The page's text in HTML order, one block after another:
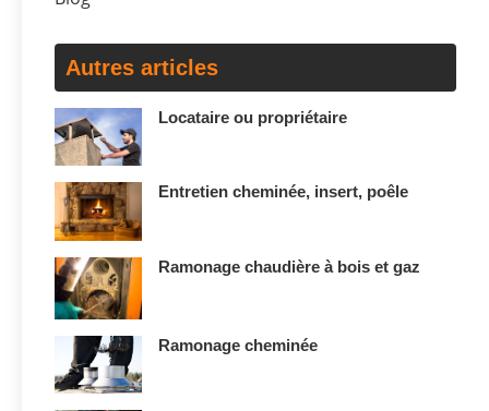
Autres articles
Locataire ou propriétaire
Entretien cheminée, insert, poêle
Ramonage chaudière à bois et gaz
Ramonage cheminée